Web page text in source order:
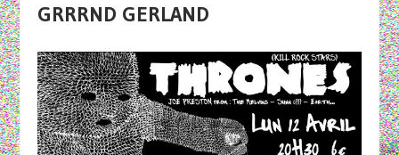
GRRRND GERLAND